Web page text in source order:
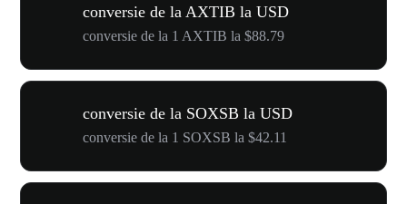
conversie de la AXTIB la USD
conversie de la 1 AXTIB la $88.79
conversie de la SOXSB la USD
conversie de la 1 SOXSB la $42.11